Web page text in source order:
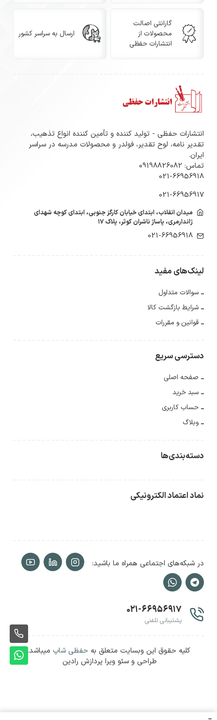
گارانتی اصالت
محصولات از
انتشارات حفظی
ارسال به سراسر کشور
انتشارات حفظی - تولید کننده و تأمین کننده انواع تذهیب،
تقدیر نامه، لوح تقدیر، فولدر و محصولات مدرسه در سراسر
ایران.
تماس: 09198826082
021-66956918
021-66956917
میدان انقلاب، ابتدای خیابان کارگز جنوبی، ابتدای کوچه شهدای
ژاندارمری، پاساژ ناشران کوثر، پلاک ۱۷
021-66956918
لینک‌های مفید
سوالات متداول
شرایط بازگشت کالا
قوانین و مقررات
دسترسی سریع
صفحه اصلی
سبد خرید
حساب کاربری
وبلاگ
دسته‌بندی‌ها
نماد اعتماد الکترونیکی
در شبکه‌های اجتماعی همراه ما باشید:
۰۲۱-۶۶۹۵۶۹۱۷
پشتیبانی تلفنی
کلیه حقوق این وبسایت متعلق به حفظی شاپ میباشد.
طراحی و سئو ویرا پردازش رادین